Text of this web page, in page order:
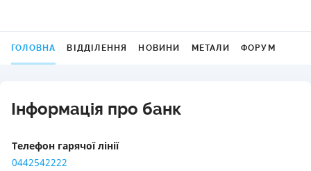
ГОЛОВНА ВІДДІЛЕННЯ НОВИНИ МЕТАЛИ ФОРУМ
Інформація про банк
Телефон гарячої лінії
0442542222